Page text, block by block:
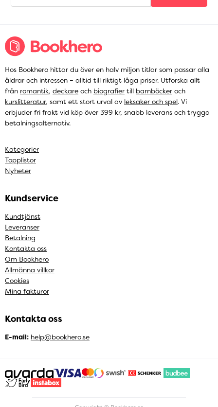
Hos Bookhero hittar du över en halv miljon titlar som passar alla
åldrar och intressen – alltid till riktigt låga priser. Utforska allt
från romantik, deckare och biografier till barnböcker och
kurslitteratur, samt ett stort urval av leksaker och spel. Vi
erbjuder fri frakt vid köp över 399 kr, snabb leverans och trygga
betalningsalternativ.
Kategorier
Topplistor
Nyheter
Kundservice
Kundtjänst
Leveranser
Betalning
Kontakta oss
Om Bookhero
Allmänna villkor
Cookies
Mina fakturor
Kontakta oss
E-mail: help@bookhero.se